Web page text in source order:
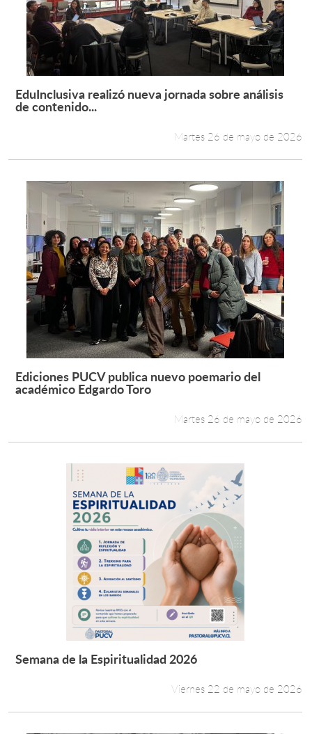
Leer más +
EduInclusiva realizó nueva jornada sobre análisis
de contenido...
Martes 26 de mayo de 2026
Leer más +
Ediciones PUCV publica nuevo poemario del
académico Edgardo Toro
Martes 26 de mayo de 2026
Semana de la Espiritualidad 2026
Viernes 22 de mayo de 2026